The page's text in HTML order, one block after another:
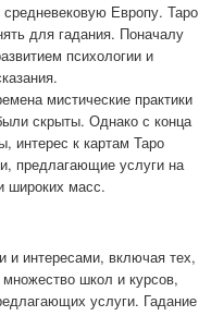
Европу. Таро
для гадания. Поначалу
психологии и
мистические практики
скрыты. Однако с конца
интерес к картам Таро
предлагающие услуги на
широких масс.
и интересами, включая тех,
школ и курсов,
услуги. Гадание